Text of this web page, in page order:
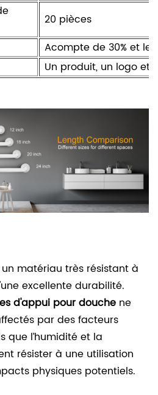
20 pièces
Acompte de 30% et le
Un produit, un logo et
matériau très résistant à
excellente durabilité.
d'appui pour douche ne
par des facteurs
que l’humidité et la
résister à une utilisation
physiques potentiels.